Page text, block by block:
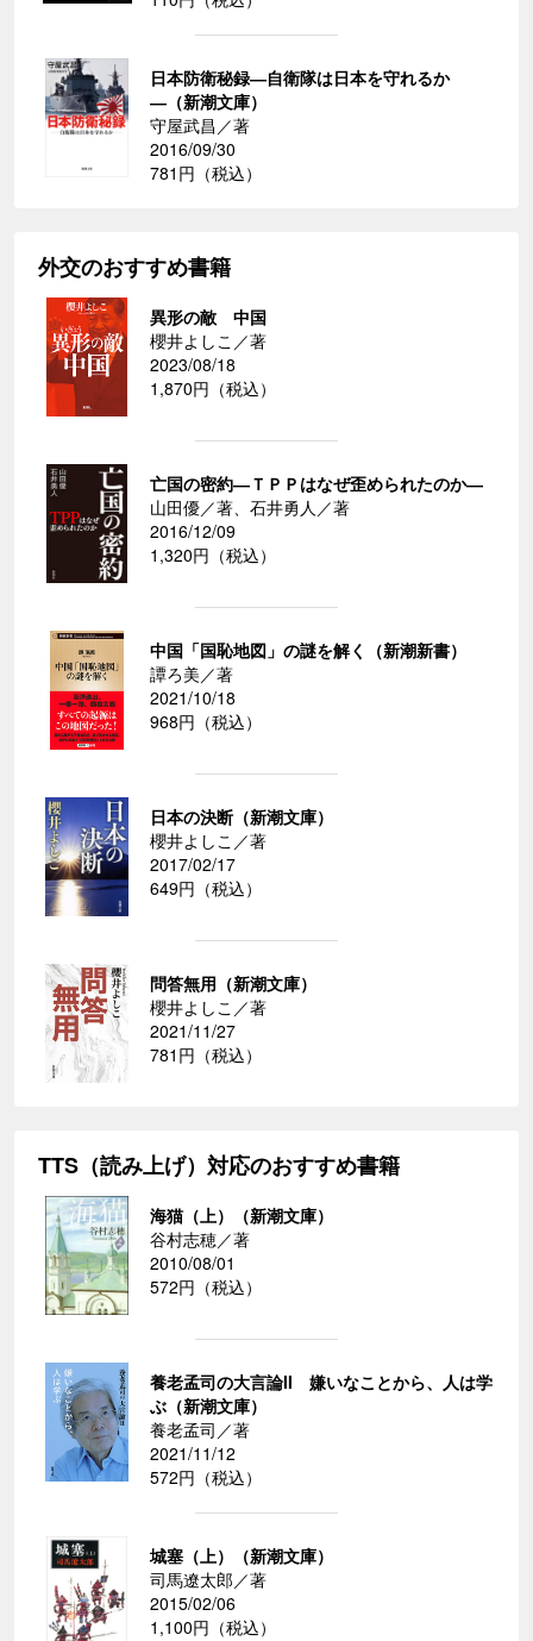
日本防衛秘録―自衛隊は日本を守れるか
―（新潮文庫）
守屋武昌／著
2016/09/30
781円（税込）
外交のおすすめ書籍
異形の敵 中国
櫻井よしこ／著
2023/08/18
1,870円（税込）
亡国の密約―ＴＰＰはなぜ歪められたのか―
山田優／著、石井勇人／著
2016/12/09
1,320円（税込）
中国「国恥地図」の謎を解く（新潮新書）
譚ろ美／著
2021/10/18
968円（税込）
日本の決断（新潮文庫）
櫻井よしこ／著
2017/02/17
649円（税込）
問答無用（新潮文庫）
櫻井よしこ／著
2021/11/27
781円（税込）
TTS（読み上げ）対応のおすすめ書籍
海猫（上）（新潮文庫）
谷村志穂／著
2010/08/01
572円（税込）
養老孟司の大言論II 嫌いなことから、人は学
ぶ（新潮文庫）
養老孟司／著
2021/11/12
572円（税込）
城塞（上）（新潮文庫）
司馬遼太郎／著
2015/02/06
1,100円（税込）